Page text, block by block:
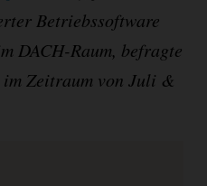
Betriebssoftware
DACH-Raum, befragte
im Zeitraum von Juli &